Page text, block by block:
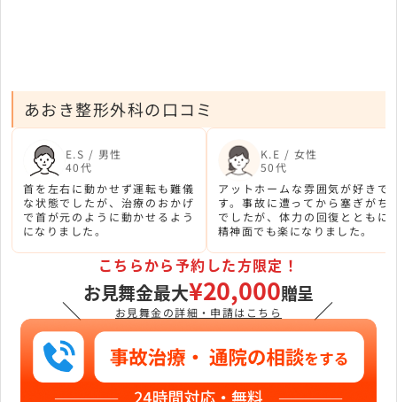
あおき整形外科の口コミ
E.S / 男性
40代
首を左右に動かせず運転も難儀
な状態でしたが、治療のおかげ
で首が元のように動かせるよう
になりました。
K.E / 女性
50代
アットホームな雰囲気が好きで
す。事故に遭ってから塞ぎがち
でしたが、体力の回復とともに
精神面でも楽になりました。
＼
こちらから予約した方限定！
お見舞金最大¥20,000贈呈
お見舞金の詳細・申請はこちら ／